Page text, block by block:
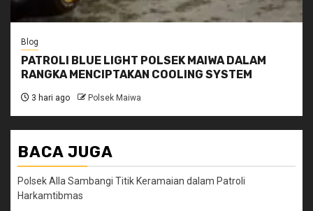
Blog
PATROLI BLUE LIGHT POLSEK MAIWA DALAM
RANGKA MENCIPTAKAN COOLING SYSTEM
3 hari ago Polsek Maiwa
BACA JUGA
Polsek Alla Sambangi Titik Keramaian dalam Patroli
Harkamtibmas